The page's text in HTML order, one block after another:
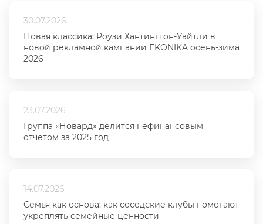
30.07.2026
Новая классика: Роузи Хантингтон-Уайтли в
новой рекламной кампании EKONIKA осень-зима
2026
23.07.2026
Группа «Новард» делится нефинансовым
отчётом за 2025 год
14.07.2026
Семья как основа: как соседские клубы помогают
укреплять семейные ценности